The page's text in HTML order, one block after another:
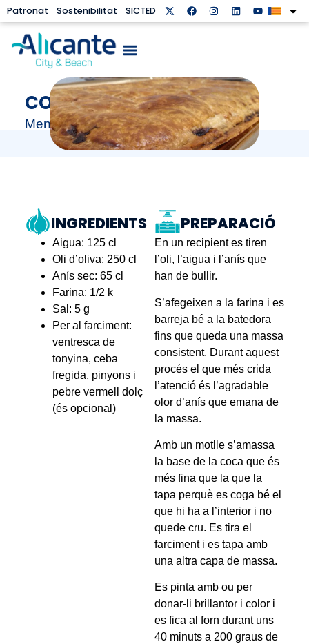
Patronat Sostenibilitat SICTED
COCA AMB TONYINA
Menjar de Fogueres
INGREDIENTS
Aigua: 125 cl
Oli d’oliva: 250 cl
Anís sec: 65 cl
Farina: 1/2 k
Sal: 5 g
Per al farciment:
ventresca de
tonyina, ceba
fregida, pinyons i
pebre vermell dolç
(és opcional)
PREPARACIÓ
En un recipient es tiren
l’oli, l’aigua i l’anís que
han de bullir.
S’afegeixen a la farina i es
barreja bé a la batedora
fins que queda una massa
consistent. Durant aquest
procés el que més crida
l’atenció és l’agradable
olor d’anís que emana de
la massa.
Amb un motlle s’amassa
la base de la coca que és
més fina que la que la
tapa perquè es coga bé el
que hi ha a l’interior i no
quede cru. Es tira el
farciment i es tapa amb
una altra capa de massa.
Es pinta amb ou per
donar-li brillantor i color i
es fica al forn durant uns
40 minuts a 200 graus de